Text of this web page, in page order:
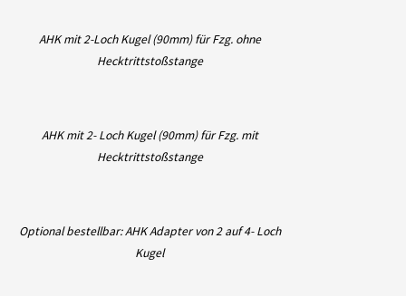
AHK mit 2-Loch Kugel (90mm) für Fzg. ohne
Hecktrittstoßstange
AHK mit 2- Loch Kugel (90mm) für Fzg. mit
Hecktrittstoßstange
Optional bestellbar: AHK Adapter von 2 auf 4- Loch
Kugel